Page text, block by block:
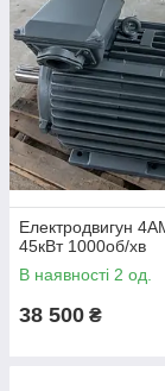
Електродвигун
45кВт 1000об/хв
В наявності 2 од.
38 500 ₴